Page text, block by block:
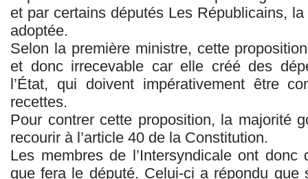
et par certains députés Les Républicains,
adoptée.
Selon la première ministre, cette
et donc irrecevable car elle créé des
l’État, qui doivent impérativement être
recettes.
Pour contrer cette proposition, la majorité
recourir à l’article 40 de la Constitution.
Les membres de l’Intersyndicale ont
que fera le député. Celui-ci a répondu que